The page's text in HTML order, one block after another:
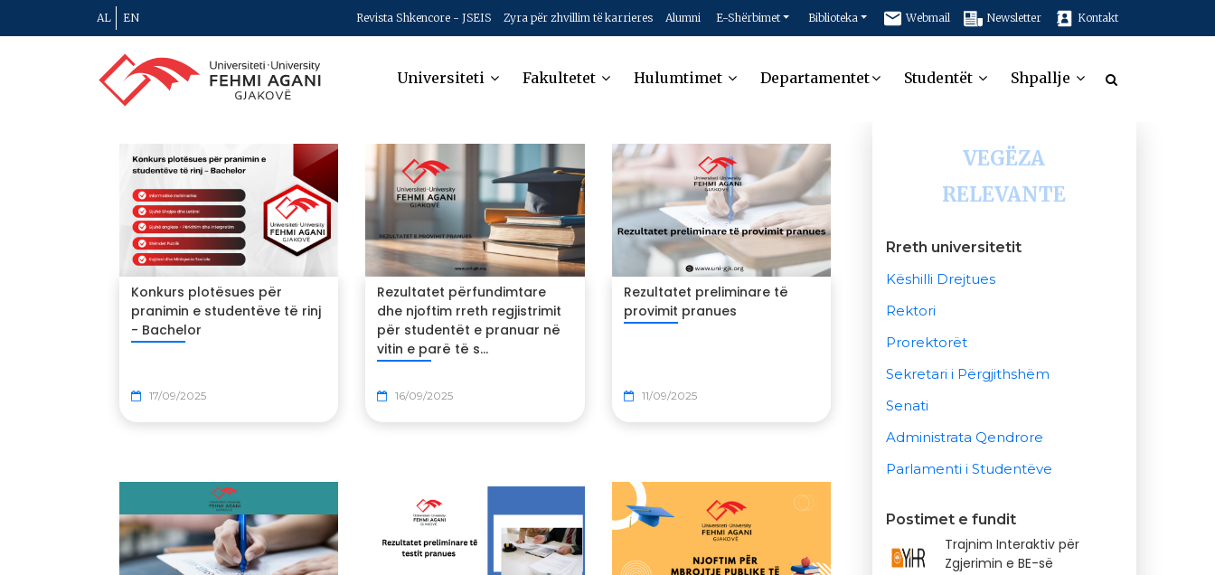
AL EN Revista Shkencore - JSEIS Zyra për zhvillim të karrieres Alumni E-Shërbimet Biblioteka Webmail Newsletter Kontakt
Universiteti Fakultetet Hulumtimet Departamentet Studentët Shpallje
Konkurs plotësues për
pranimin e studentëve të rinj
- Bachelor
17/09/2025
Rezultatet përfundimtare
dhe njoftim rreth regjistrimit
për studentët e pranuar në
vitin e parë të s...
16/09/2025
Rezultatet preliminare të
provimit pranues
11/09/2025
VEGËZA
RELEVANTE
Rreth universitetit
Këshilli Drejtues
Rektori
Prorektorët
Sekretari i Përgjithshëm
Senati
Administrata Qendrore
Parlamenti i Studentëve
Postimet e fundit
Trajnim Interaktiv për
Zgjerimin e BE-së